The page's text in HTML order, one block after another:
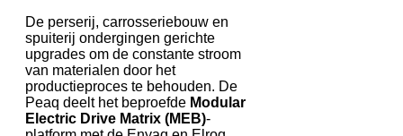
De perserij, carrosseriebouw en
spuiterij ondergingen gerichte
upgrades om de constante stroom
van materialen door het
productieproces te behouden. De
Peaq deelt het beproefde Modular
Electric Drive Matrix (MEB)-